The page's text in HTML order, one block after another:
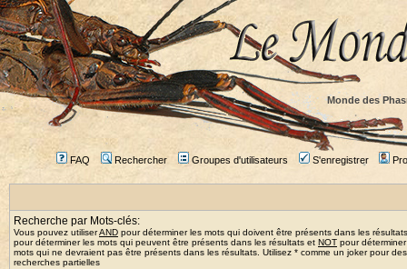
Monde des
FAQ Rechercher Groupes d'utilisateurs S'enregistrer
Recherche par Mots-clés:
Vous pouvez utiliserAND pour déterminer les mots qui doivent être présents dans les
pour déterminer les mots qui peuvent être présents dans les résultats et NOT pour
mots qui ne devraient pas être présents dans les résultats. Utilisez * comme un joker pour des
recherches partielles